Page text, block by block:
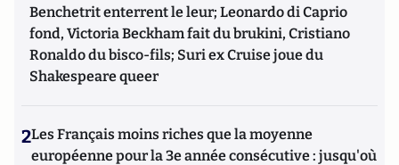
Benchetrit enterrent le leur; Leonardo di Caprio
fond, Victoria Beckham fait du brukini, Cristiano
Ronaldo du bisco-fils; Suri ex Cruise joue du
Shakespeare queer
2Les Français moins riches que la moyenne
européenne pour la 3e année consécutive : jusqu'où